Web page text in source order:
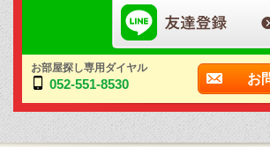
お部屋探し専用ダイヤル
052-551-8530 お